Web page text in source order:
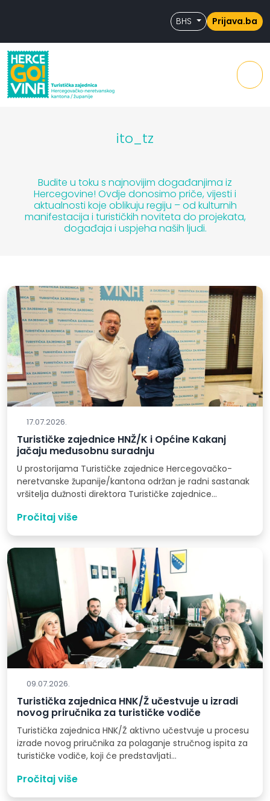
BHS Prijava.ba
ito_tz
Budite u toku s najnovijim događanjima iz
Hercegovine! Ovdje donosimo priče, vijesti i
aktualnosti koje oblikuju regiju – od kulturnih
manifestacija i turističkih noviteta do projekata,
događaja i uspjeha naših ljudi.
17.07.2026.
Turističke zajednice HNŽ/K i Općine Kakanj
jačaju međusobnu suradnju
U prostorijama Turističke zajednice Hercegovačko-
neretvanske županije/kantona održan je radni sastanak
vršitelja dužnosti direktora Turističke zajednice
i…
Pročitaj više
09.07.2026.
Turistička zajednica HNK/Ž učestvuje u izradi
novog priručnika za turističke vodiče
Turistička zajednica HNK/Ž aktivno učestvuje u procesu
izrade novog priručnika za polaganje stručnog ispita za
turističke vodiče, koji će predstavljati…
Pročitaj više